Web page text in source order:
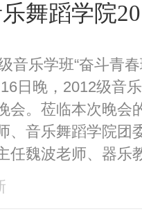
舞蹈学院
乐学班“奋斗青春
，2012级音乐
会。莅临本次晚会
、音乐舞蹈学院团
任魏波老师、器乐